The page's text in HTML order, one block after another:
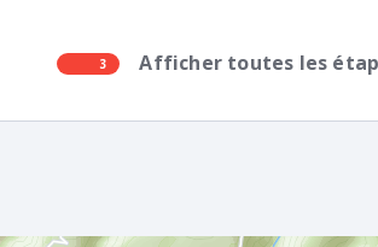
3 Afficher toutes les
dans le bois sur 1,5 km
à gauche et rester en